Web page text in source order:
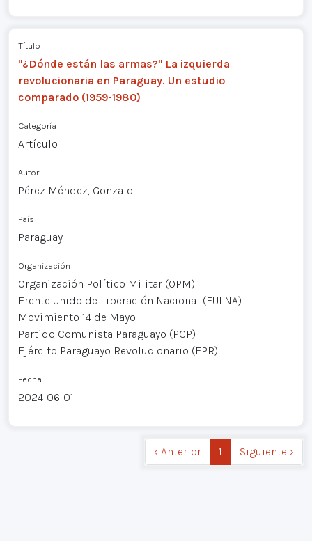
Título
"¿Dónde están las armas?" La izquierda
revolucionaria en Paraguay. Un estudio
comparado (1959-1980)
Categoría
Artículo
Autor
Pérez Méndez, Gonzalo
País
Paraguay
Organización
Organización Político Militar (OPM)
Frente Unido de Liberación Nacional (FULNA)
Movimiento 14 de Mayo
Partido Comunista Paraguayo (PCP)
Ejército Paraguayo Revolucionario (EPR)
Fecha
2024-06-01
‹ Anterior 1 Siguiente ›